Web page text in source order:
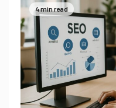
4 min read